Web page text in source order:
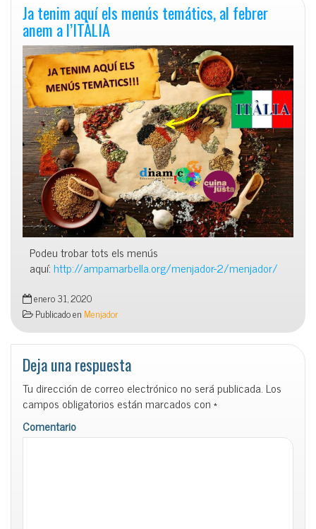
Ja tenim aquí els menús temátics, al febrer
anem a l’ITÀLIA
Podeu trobar tots els menús
aquí:http://ampamarbella.org/menjador-2/menjador/
enero 31, 2020
Publicado en Menjador
Deja una respuesta
Tu dirección de correo electrónico no será publicada.Los
campos obligatorios están marcados con*
Comentario